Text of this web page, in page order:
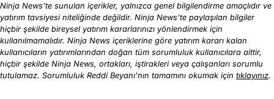
Ninja News’te sunulan içerikler, yalnızca genel bilgilendirme amaçlıdır ve
yatırım tavsiyesi niteliğinde değildir. Ninja News’te paylaşılan bilgiler
hiçbir şekilde bireysel yatırım kararlarınızı yönlendirmek için
kullanılmamalıdır. Ninja News içeriklerine göre yatırım kararı kalan
kullanıcıların yatırımlarından doğan tüm sorumluluk kullanıcılara aittir,
hiçbir şekilde Ninja News, ortakları, iştirakleri veya çalışanları sorumlu
tutulamaz. Sorumluluk Reddi Beyanı’nın tamamını okumak için tıklayınız.